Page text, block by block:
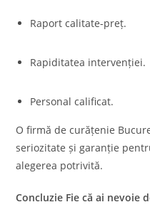
Raport calitate-preț.
Rapiditatea intervenției.
Personal calificat.
O firmă de curățenie
seriozitate și garanție
alegerea potrivită.
Concluzie Fie că ai nevoie